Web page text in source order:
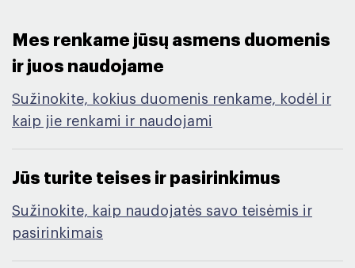
Mes renkame jūsų asmens duomenis
ir juos naudojame ​
Sužinokite, kokius duomenis renkame, kodėl ir
kaip jie renkami ir naudojami
Jūs turite teises ir pasirinkimus​
Sužinokite, kaip naudojatės savo teisėmis ir
pasirinkimais